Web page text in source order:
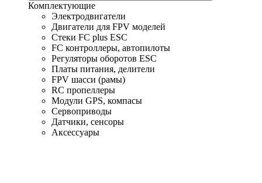
Комплектующие
Электродвигатели
Двигатели для FPV моделей
Стеки FC plus ESC
FC контроллеры, автопилоты
Регуляторы оборотов ESC
Платы питания, делители
FPV шасси (рамы)
RC пропеллеры
Модули GPS, компасы
Сервоприводы
Датчики, сенсоры
Аксессуары